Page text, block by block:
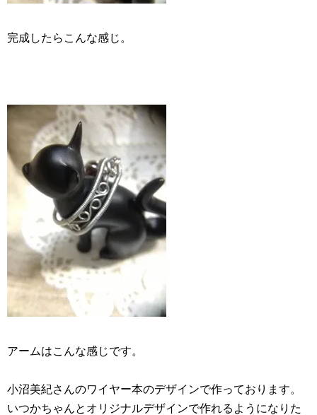
完成したらこんな感じ。
アームはこんな感じです。
小沼美紀さんのワイヤー本のデザインで作っております。
いつかちゃんとオリジナルデザインで作れるようになりた